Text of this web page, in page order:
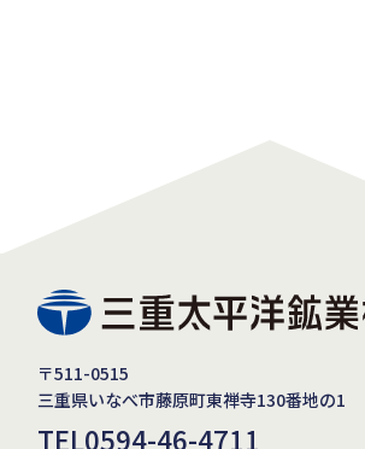
〒511-0515
三重県いなべ市藤原町東禅寺130番地の1
TEL0594-46-4711